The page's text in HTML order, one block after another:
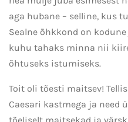
aga hubane – selline, kus
Sealne õhkkond on
kuhu tahaks minna nii
õhtuseks istumiseks.
Toit oli tõesti maitsev!
Caesari kastmega ja need